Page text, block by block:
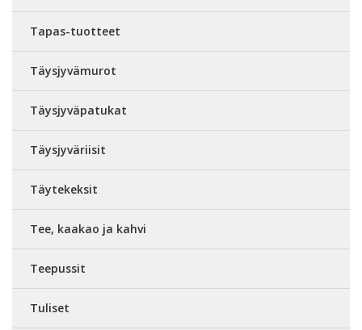
Tapas-tuotteet
Täysjyvämurot
Täysjyväpatukat
Täysjyväriisit
Täytekeksit
Tee, kaakao ja kahvi
Teepussit
Tuliset